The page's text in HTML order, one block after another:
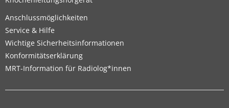
Anschlussmöglichkeiten
Service & Hilfe
Wichtige Sicherheitsinformationen
Konformitätserklärung
MRT-Information für Radiolog*innen